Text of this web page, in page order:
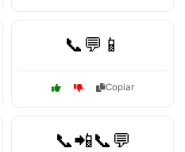
📞💬📱
Copiar
📞📲📞💬